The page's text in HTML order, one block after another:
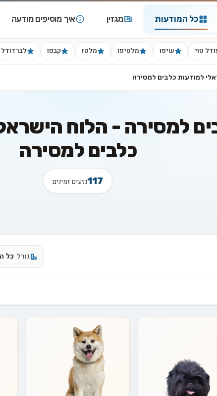
כל המודעות מגזין איך מוסיפים מודעה
טוי שיפו מלטיפו מלטז קבפו לברדודל
למודעות כלבים למסירה
למסירה - הלוח
כלבים למסירה
117גזעים זמינים
גודל